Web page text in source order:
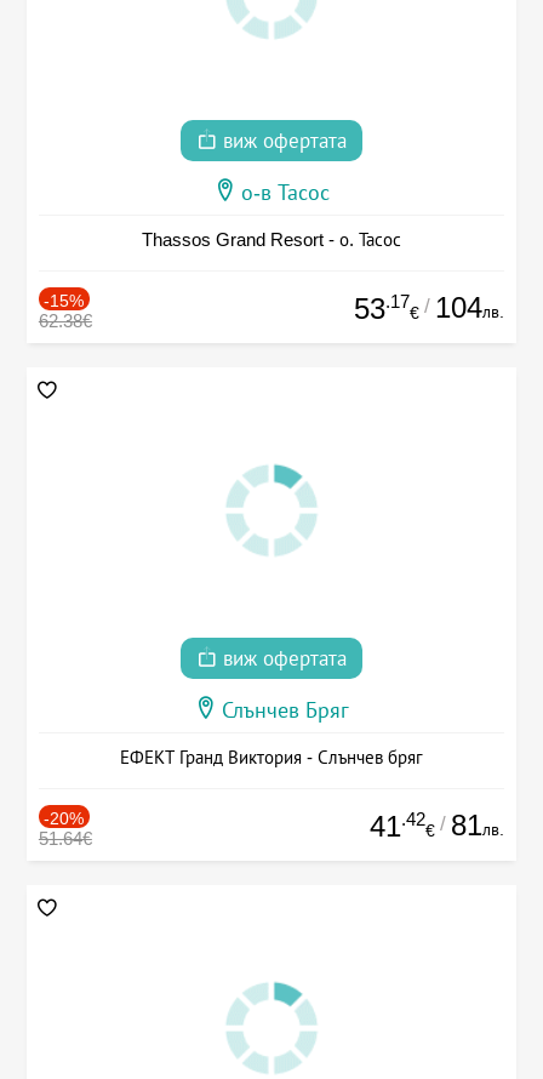
виж офертата
о-в Тасос
Thassos Grand Resort - о. Тасос
-15%
62.38€ 53.17
€ / 104лв.
виж офертата
Слънчев Бряг
ЕФЕКТ Гранд Виктория - Слънчев бряг
-20%
51.64€ 41.42
€ / 81лв.